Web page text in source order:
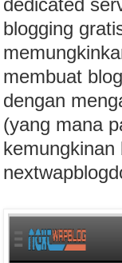
dedicated
blogging
membuat
dengan
(yang mana
kemungkinan